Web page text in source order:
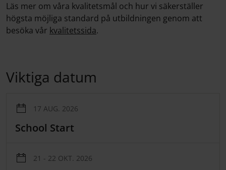
Läs mer om våra kvalitetsmål och hur vi säkerställer
högsta möjliga standard på utbildningen genom att
besöka vår kvalitetssida.
Viktiga datum
17 AUG. 2026
School Start
21 - 22 OKT. 2026